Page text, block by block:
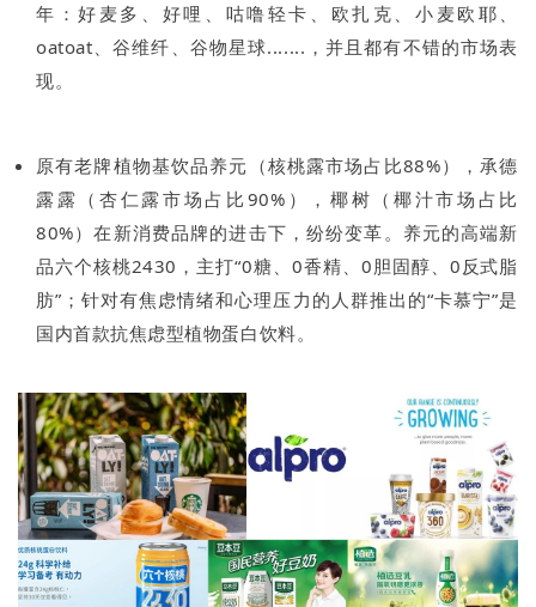
年：好麦多、好哩、咕噜轻卡、欧扎克、小麦欧耶、
oatoat、谷维纤、谷物星球.......，并且都有不错的市场表
现。
原有老牌植物基饮品养元（核桃露市场占比88%），承德
露露（杏仁露市场占比90%），椰树（椰汁市场占比
80%）在新消费品牌的进击下，纷纷变革。养元的高端新
品六个核桃2430，主打“0糖、0香精、0胆固醇、0反式脂
肪”；针对有焦虑情绪和心理压力的人群推出的“卡慕宁”是
国内首款抗焦虑型植物蛋白饮料。